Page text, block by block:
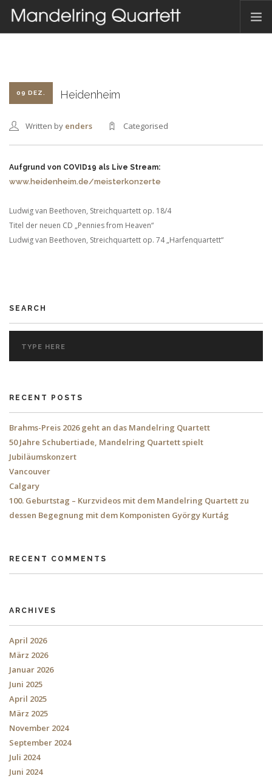
TERMINE
HAMBACHER MUSIKFEST
KONTAKT
DEUTSCH
09 DEZ. Heidenheim
Written by enders Categorised
Aufgrund von COVID19 als Live Stream:
www.heidenheim.de/meisterkonzerte
Ludwig van Beethoven, Streichquartett op. 18/4
Titel der neuen CD „Pennies from Heaven“
Ludwig van Beethoven, Streichquartett op. 74 „Harfenquartett“
SEARCH
RECENT POSTS
Brahms-Preis 2026 geht an das Mandelring Quartett
50 Jahre Schubertiade, Mandelring Quartett spielt
Jubiläumskonzert
Vancouver
Calgary
100. Geburtstag – Kurzvideos mit dem Mandelring Quartett zu
dessen Begegnung mit dem Komponisten György Kurtág
RECENT COMMENTS
ARCHIVES
April 2026
März 2026
Januar 2026
Juni 2025
April 2025
März 2025
November 2024
September 2024
Juli 2024
Juni 2024